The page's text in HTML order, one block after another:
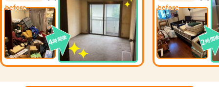
4時間後 2時間